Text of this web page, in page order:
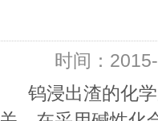
时间：
钨浸出渣的化学